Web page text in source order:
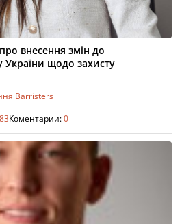
внесення змін до
України щодо захисту
Barristers
83Коментарии:0